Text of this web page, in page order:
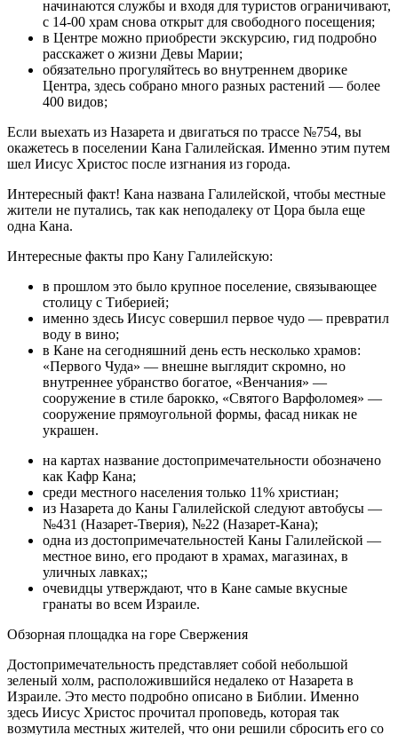
начинаются службы и входя для туристов ограничивают,
с 14-00 храм снова открыт для свободного посещения;
в Центре можно приобрести экскурсию, гид подробно
расскажет о жизни Девы Марии;
обязательно прогуляйтесь во внутреннем дворике
Центра, здесь собрано много разных растений — более
400 видов;
Если выехать из Назарета и двигаться по трассе №754, вы
окажетесь в поселении Кана Галилейская. Именно этим путем
шел Иисус Христос после изгнания из города.
Интересный факт! Кана названа Галилейской, чтобы местные
жители не путались, так как неподалеку от Цора была еще
одна Кана.
Интересные факты про Кану Галилейскую:
в прошлом это было крупное поселение, связывающее
столицу с Тиберией;
именно здесь Иисус совершил первое чудо — превратил
воду в вино;
в Кане на сегодняшний день есть несколько храмов:
«Первого Чуда» — внешне выглядит скромно, но
внутреннее убранство богатое, «Венчания» —
сооружение в стиле барокко, «Святого Варфоломея» —
сооружение прямоугольной формы, фасад никак не
украшен.
на картах название достопримечательности обозначено
как Кафр Кана;
среди местного населения только 11% христиан;
из Назарета до Каны Галилейской следуют автобусы —
№431 (Назарет-Тверия), №22 (Назарет-Кана);
одна из достопримечательностей Каны Галилейской —
местное вино, его продают в храмах, магазинах, в
уличных лавках;;
очевидцы утверждают, что в Кане самые вкусные
гранаты во всем Израиле.
Обзорная площадка на горе Свержения
Достопримечательность представляет собой небольшой
зеленый холм, расположившийся недалеко от Назарета в
Израиле. Это место подробно описано в Библии. Именно
здесь Иисус Христос прочитал проповедь, которая так
возмутила местных жителей, что они решили сбросить его со